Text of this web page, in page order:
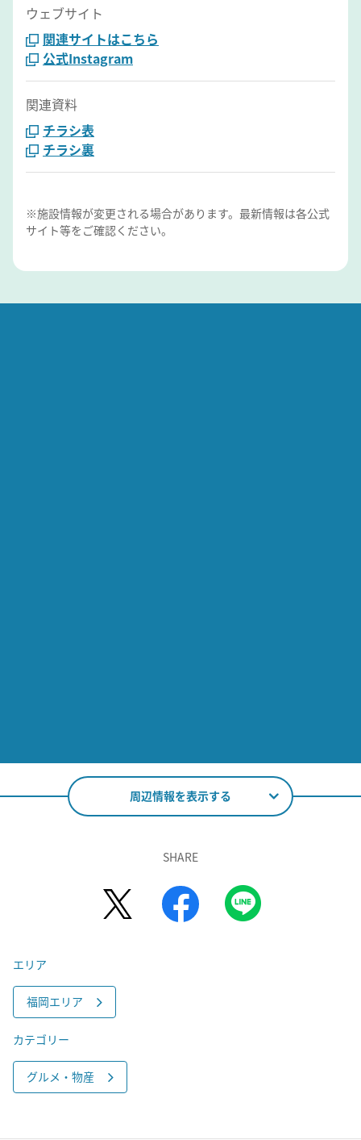
ウェブサイト
関連サイトはこちら
公式Instagram
関連資料
チラシ表
チラシ裏
※施設情報が変更される場合があります。最新情報は各公式
サイト等をご確認ください。
周辺情報を表示する
SHARE
エリア
福岡エリア
カテゴリー
グルメ・物産